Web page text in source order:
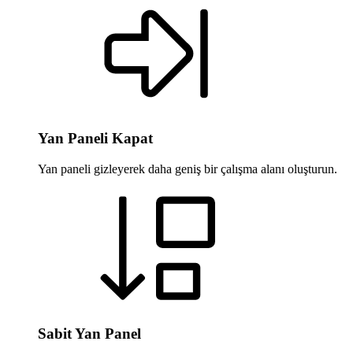
Yan Paneli Kapat
Yan paneli gizleyerek daha geniş bir çalışma alanı oluşturun.
Sabit Yan Panel